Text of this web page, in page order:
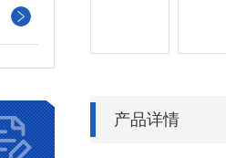
产品详情